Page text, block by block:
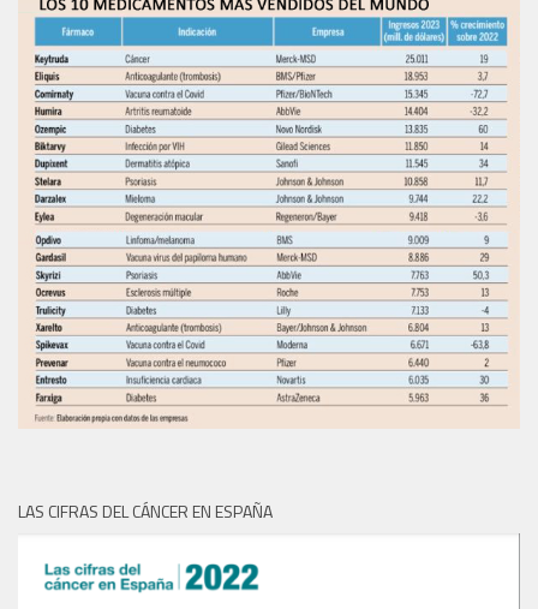
LAS CIFRAS DEL CÁNCER EN ESPAÑA